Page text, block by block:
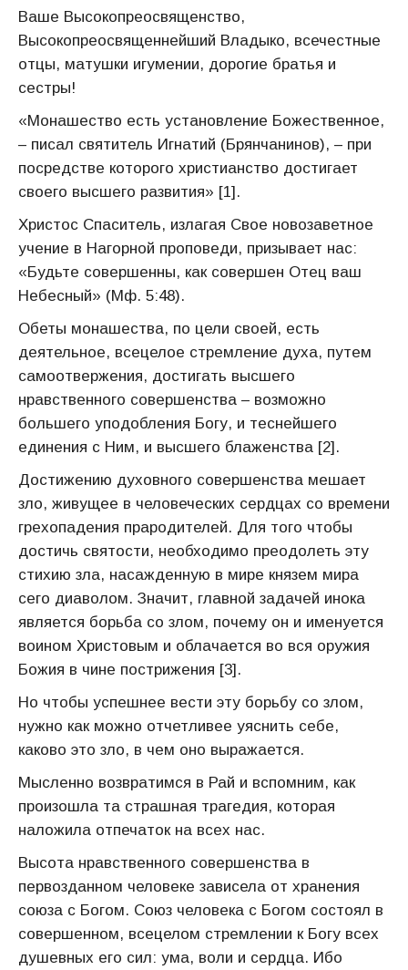
Ваше Высокопреосвященство,
Высокопреосвященнейший Владыко, всечестные
отцы, матушки игумении, дорогие братья и
сестры!
«Монашество есть установление Божественное,
– писал святитель Игнатий (Брянчанинов), – при
посредстве которого христианство достигает
своего высшего развития» [1].
Христос Спаситель, излагая Свое новозаветное
учение в Нагорной проповеди, призывает нас:
«Будьте совершенны, как совершен Отец ваш
Небесный» (Мф. 5:48).
Обеты монашества, по цели своей, есть
деятельное, всецелое стремление духа, путем
самоотвержения, достигать высшего
нравственного совершенства – возможно
большего уподобления Богу, и теснейшего
единения с Ним, и высшего блаженства [2].
Достижению духовного совершенства мешает
зло, живущее в человеческих сердцах со времени
грехопадения прародителей. Для того чтобы
достичь святости, необходимо преодолеть эту
стихию зла, насажденную в мире князем мира
сего диаволом. Значит, главной задачей инока
является борьба со злом, почему он и именуется
воином Христовым и облачается во вся оружия
Божия в чине пострижения [3].
Но чтобы успешнее вести эту борьбу со злом,
нужно как можно отчетливее уяснить себе,
каково это зло, в чем оно выражается.
Мысленно возвратимся в Рай и вспомним, как
произошла та страшная трагедия, которая
наложила отпечаток на всех нас.
Высота нравственного совершенства в
первозданном человеке зависела от хранения
союза с Богом. Союз человека с Богом состоял в
совершенном, всецелом стремлении к Богу всех
душевных его сил: ума, воли и сердца. Ибо